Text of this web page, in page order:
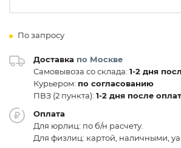
По запросу
Доставка по Москве
Самовывоза со склада: 1-2 дня
Курьером: по согласованию
ПВЗ (2 пункта): 1-2 дня после
Оплата
Для юрлиц: по б/н расчету.
Для физлиц: картой, наличными,